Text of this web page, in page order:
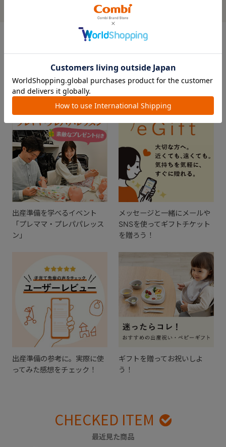
この商品の全てのレビューを見る＞
FEATURE
出産準備を学べるイベント
「プレママ・プレパパレッス
ン」
メッセージと一緒にメールや
SNSを使ってギフトチケット
を贈ろう！
出産準備の参考に。実際に使
ってみた感想をチェック！
ギフトを贈ってお祝いしよ
う！
CHECKED ITEM
最近見た商品